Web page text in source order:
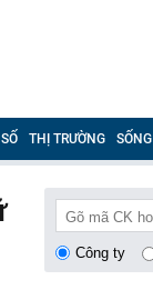
THỊ TRƯỜNG SỐNG
Công ty